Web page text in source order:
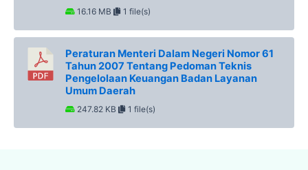
16.16 MB 1 file(s)
Peraturan Menteri Dalam Negeri Nomor 61
Tahun 2007 Tentang Pedoman Teknis
Pengelolaan Keuangan Badan Layanan
Umum Daerah
247.82 KB 1 file(s)